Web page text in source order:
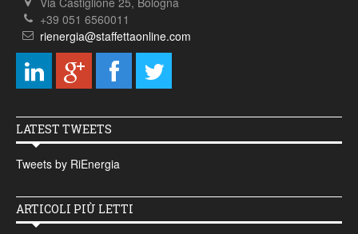
+39 051 6560011
rienergia@staffettaonline.com
LATEST TWEETS
Tweets by RiEnergia
ARTICOLI PIÙ LETTI